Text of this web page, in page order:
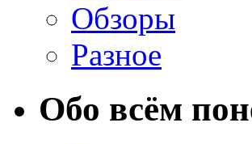
Обзоры
Разное
Обо всём